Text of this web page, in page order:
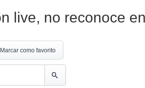
live, no reconoce
Marcar como favorito